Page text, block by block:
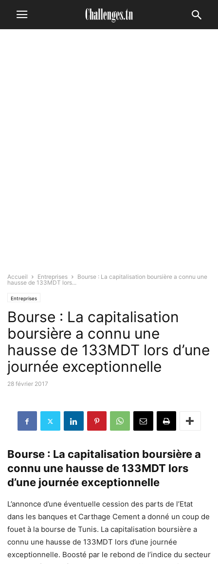
Accueil Entreprises
Bourse : La capitalisation boursière a connu une
hausse de 133MDT lors...
Entreprises
Bourse : La capitalisation
boursière a connu une
hausse de 133MDT lors d’une
journée exceptionnelle
28 février 2017
Bourse : La capitalisation boursière a
connu une hausse de 133MDT lors
d’une journée exceptionnelle
L’annonce d’une éventuelle cession des parts de l’Etat
dans les banques et Carthage Cement a donné un coup de
fouet à la bourse de Tunis. La capitalisation boursière a
connu une hausse de 133MDT lors d’une journée
exceptionnelle. Boosté par le rebond de l’indice du secteur